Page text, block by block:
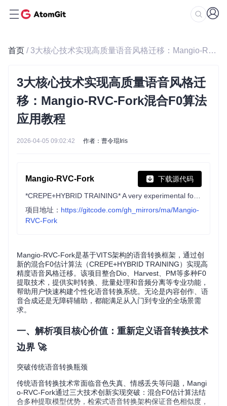
首页 / 3大核心技术实现高质量语音风格迁移：Mangio-RVC-Fork混合F0算法应用教程
3大核心技术实现高质量语音风格迁
移：Mangio-RVC-Fork混合F0算法
应用教程
2026-04-05 09:02:42 作者：曹令琨Iris
Mangio-RVC-Fork 下载源代码
项目地址： https://gitcode.com/gh_mirrors/ma/Mangio-
RVC-Fork
Mangio-RVC-Fork是基于VITS架构的语音转换框架，通过创
新的混合F0估计算法（CREPE+HYBRID TRAINING）实现高
精度语音风格迁移。该项目整合Dio、Harvest、PM等多种F0
提取技术，提供实时转换、批量处理和音频分离等专业功能，
帮助用户快速构建个性化语音转换系统。无论是内容创作、语
音合成还是无障碍辅助，都能满足从入门到专业的全场景需
求。
一、解析项目核心价值：重新定义语音转换技术
边界 🚀
突破传统语音转换瓶颈
传统语音转换技术常面临音色失真、情感丢失等问题，Mangi
o-RVC-Fork通过三大技术创新实现突破：混合F0估计算法结
合多种提取模型优势，检索式语音转换架构保证音色相似度，